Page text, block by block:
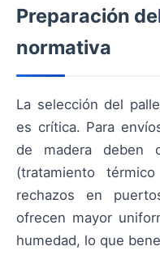
Preparación
normativa
La selección del
es crítica. Para
de madera deben
(tratamiento
rechazos en
ofrecen mayor
humedad, lo que